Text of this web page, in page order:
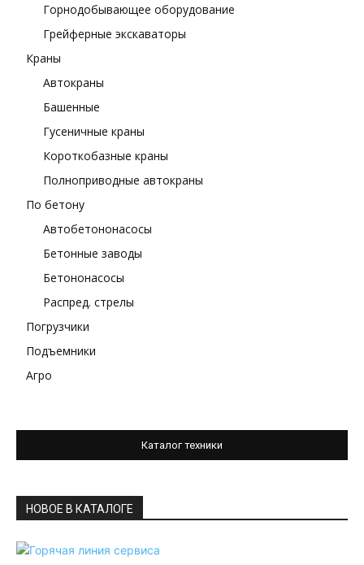
Горнодобывающее оборудование
Грейферные экскаваторы
Краны
Автокраны
Башенные
Гусеничные краны
Короткобазные краны
Полноприводные автокраны
По бетону
Автобетононасосы
Бетонные заводы
Бетононасосы
Распред. стрелы
Погрузчики
Подъемники
Агро
Каталог техники
НОВОЕ В КАТАЛОГЕ